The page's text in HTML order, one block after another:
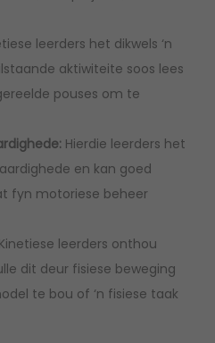
leerders het dikwels ‘n
aktiwiteite soos lees
pouses om te
Hierdie leerders het
en kan goed
fyn motoriese beheer
Kinetiese leerders onthou
dit deur fisiese beweging
te bou of ‘n fisiese taak